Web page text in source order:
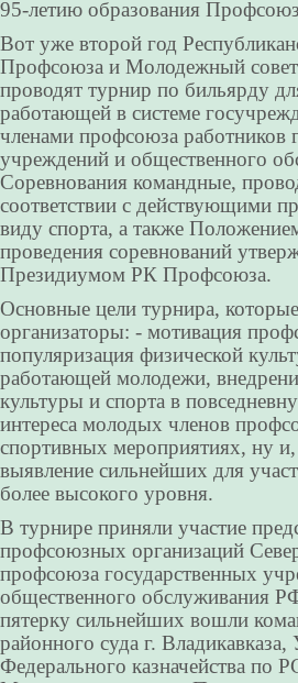
95-летию образования
Вот уже второй год
Профсоюза и Молодежный
проводят турнир по бильярду
работающей в системе
членами профсоюза работников
учреждений и общественного
Соревнования командные,
соответствии с действующими
виду спорта, а также
проведения соревнований
Президиумом РК Профсоюза.
Основные цели турнира,
организаторы: - мотивация
популяризация физической
работающей молодежи,
культуры и спорта в
интереса молодых членов
спортивных мероприятиях, ну
выявление сильнейших для
более высокого уровня.
В турнире приняли участие
профсоюзных организаций
профсоюза государственных
общественного обслуживания
пятерку сильнейших вошли
районного суда г. Владикавказа,
Федерального казначейства по